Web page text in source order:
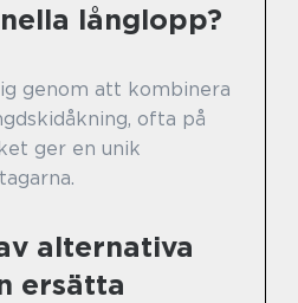
långlopp?
genom att kombinera
ofta på
ger en unik
alternativa
ersätta